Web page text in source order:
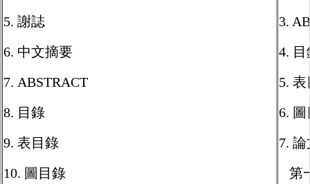
5. 謝誌
6. 中文摘要
7. ABSTRACT
8. 目錄
9. 表目錄
10. 圖目錄
3.
4.
5.
6.
7.
第